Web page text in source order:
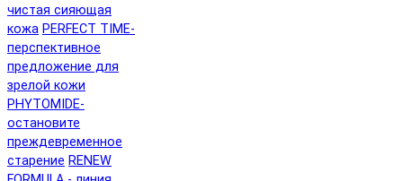
чистая сияющая
кожа PERFECT TIME-
перспективное
предложение для
зрелой кожи
PHYTOMIDE-
остановите
преждевременное
старение RENEW